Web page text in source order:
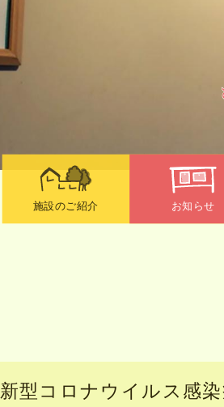
施設のご紹介 お知らせ
新型コロナウイルス感